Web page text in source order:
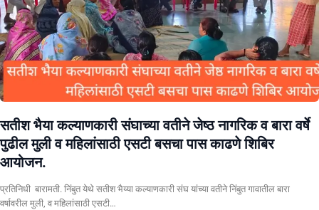
सतीश भैया कल्याणकारी संघाच्या वतीने जेष्ठ नागरिक व बारा वर्षे
पुढील मुली व महिलांसाठी एसटी बसचा पास काढणे शिबिर
आयोजन.
प्रतिनिधी बारामती. निंबुत येथे सतीश भैय्या कल्याणकारी संघ यांच्या वतीने निंबुत गावातील बारा
वर्षावरील मुली, व महिलांसाठी एसटी…